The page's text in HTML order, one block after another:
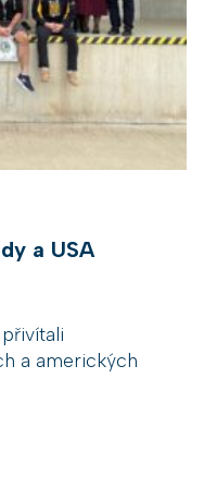
a USA
a amerických